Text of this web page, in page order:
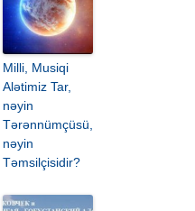
Milli, Musiqi
Alətimiz Tar,
nəyin
Tərənnümçüsü,
nəyin
Təmsilçisidir?